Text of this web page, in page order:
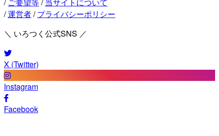
/ ご要望等/ 当サイトについて
/運営者/ プライバシーポリシー
＼ いろつく公式SNS ／
X (Twitter)
Instagram
Facebook